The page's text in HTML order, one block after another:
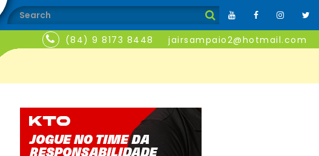
(84) 9 8173 8448 jairsampaio2@hotmail.com